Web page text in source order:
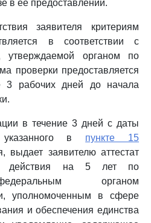
в ее предоставлении.
заявителя критериям
в соответствии с
утверждаемой органом по
проверки предоставляется
3 рабочих дней до начала
в течение 3 дней с даты
в пункте 15
выдает заявителю аттестат
действия на 5 лет по
органом
уполномоченным в сфере
и обеспечения единства